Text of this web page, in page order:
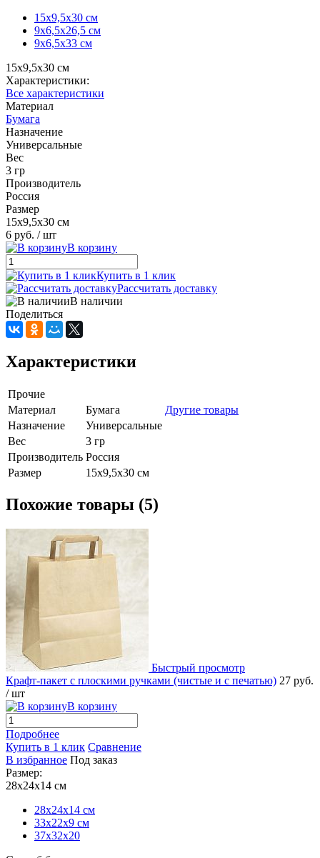
15х9,5х30 см
9х6,5х26,5 см
9х6,5х33 см
15х9,5х30 см
Характеристики:
Все характеристики
Материал
Бумага
Назначение
Универсальные
Вес
3 гр
Производитель
Россия
Размер
15х9,5х30 см
6 руб. / шт
В корзину
Купить в 1 клик
Рассчитать доставку
В наличии
Поделиться
Характеристики
Прочие
Материал
Бумага
Другие товары
Назначение
Универсальные
Вес
3 гр
Производитель Россия
Размер
15х9,5х30 см
Похожие товары (5)
Быстрый просмотр
Крафт-пакет с плоскими ручками (чистые и с печатью) 27 руб.
/ шт
В корзину
Подробнее
Купить в 1 клик Сравнение
В избранное Под заказ
Размер:
28x24x14 см
28x24x14 см
33х22х9 см
37х32х20